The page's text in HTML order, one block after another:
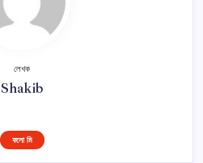
লেখক
Shakib
ফলো মি